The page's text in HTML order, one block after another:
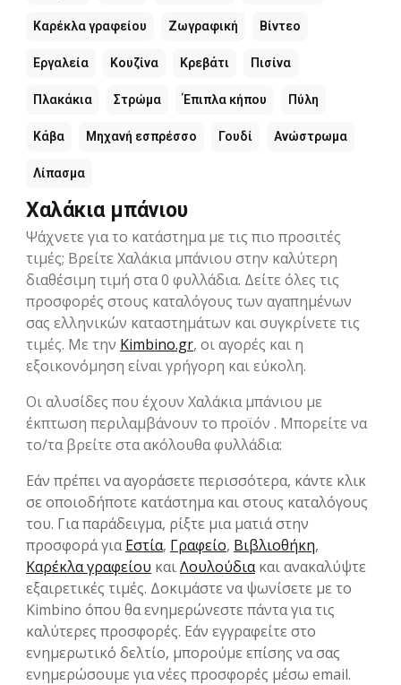
Καρέκλα γραφείου Ζωγραφική Βίντεο
Εργαλεία Κουζίνα Κρεβάτι Πισίνα
Πλακάκια Στρώμα Έπιπλα κήπου Πύλη
Κάβα Μηχανή εσπρέσσο Γουδί Ανώστρωμα
Λίπασμα
Χαλάκια μπάνιου
Ψάχνετε για το κατάστημα με τις πιο προσιτές
τιμές; Βρείτε Χαλάκια μπάνιου στην καλύτερη
διαθέσιμη τιμή στα 0 φυλλάδια. Δείτε όλες τις
προσφορές στους καταλόγους των αγαπημένων
σας ελληνικών καταστημάτων και συγκρίνετε τις
τιμές. Με την Kimbino.gr, οι αγορές και η
εξοικονόμηση είναι γρήγορη και εύκολη.
Οι αλυσίδες που έχουν Χαλάκια μπάνιου με
έκπτωση περιλαμβάνουν το προϊόν . Μπορείτε να
το/τα βρείτε στα ακόλουθα φυλλάδια:
Εάν πρέπει να αγοράσετε περισσότερα, κάντε κλικ
σε οποιοδήποτε κατάστημα και στους καταλόγους
του. Για παράδειγμα, ρίξτε μια ματιά στην
προσφορά γιαΕστία, Γραφείο, Βιβλιοθήκη,
Καρέκλα γραφείου καιΛουλούδιακαι ανακαλύψτε
εξαιρετικές τιμές. Δοκιμάστε να ψωνίσετε με το
Kimbino όπου θα ενημερώνεστε πάντα για τις
καλύτερες προσφορές. Εάν εγγραφείτε στο
ενημερωτικό δελτίο, μπορούμε επίσης να σας
ενημερώσουμε για νέες προσφορές μέσω email.